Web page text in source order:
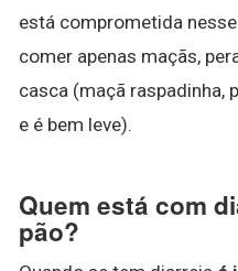
está comprometida
comer apenas maçãs,
casca (maçã raspadinha,
e é bem leve).
Quem está com
pão?